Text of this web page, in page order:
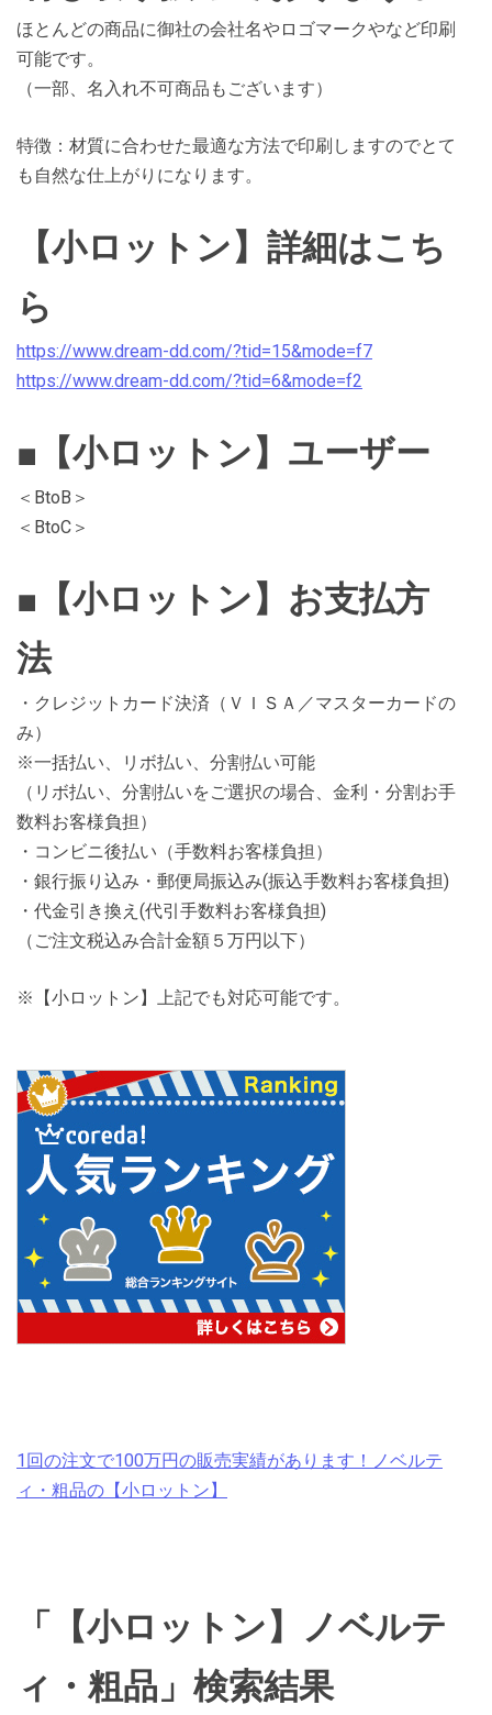
ほとんどの商品に御社の会社名やロゴマークやなど印刷
可能です。
（一部、名入れ不可商品もございます）
特徴：材質に合わせた最適な方法で印刷しますのでとて
も自然な仕上がりになります。
【小ロットン】詳細はこち
ら
https://www.dream-dd.com/?tid=15&mode=f7
https://www.dream-dd.com/?tid=6&mode=f2
■【小ロットン】ユーザー
＜BtoB＞
＜BtoC＞
■【小ロットン】お支払方
法
・クレジットカード決済（ＶＩＳＡ／マスターカードの
み）
※一括払い、リボ払い、分割払い可能
（リボ払い、分割払いをご選択の場合、金利・分割お手
数料お客様負担）
・コンビニ後払い（手数料お客様負担）
・銀行振り込み・郵便局振込み(振込手数料お客様負担)
・代金引き換え(代引手数料お客様負担)
（ご注文税込み合計金額５万円以下）
※【小ロットン】上記でも対応可能です。
1回の注文で100万円の販売実績があります！ノベルテ
ィ・粗品の【小ロットン】
「【小ロットン】ノベルテ
ィ・粗品」検索結果